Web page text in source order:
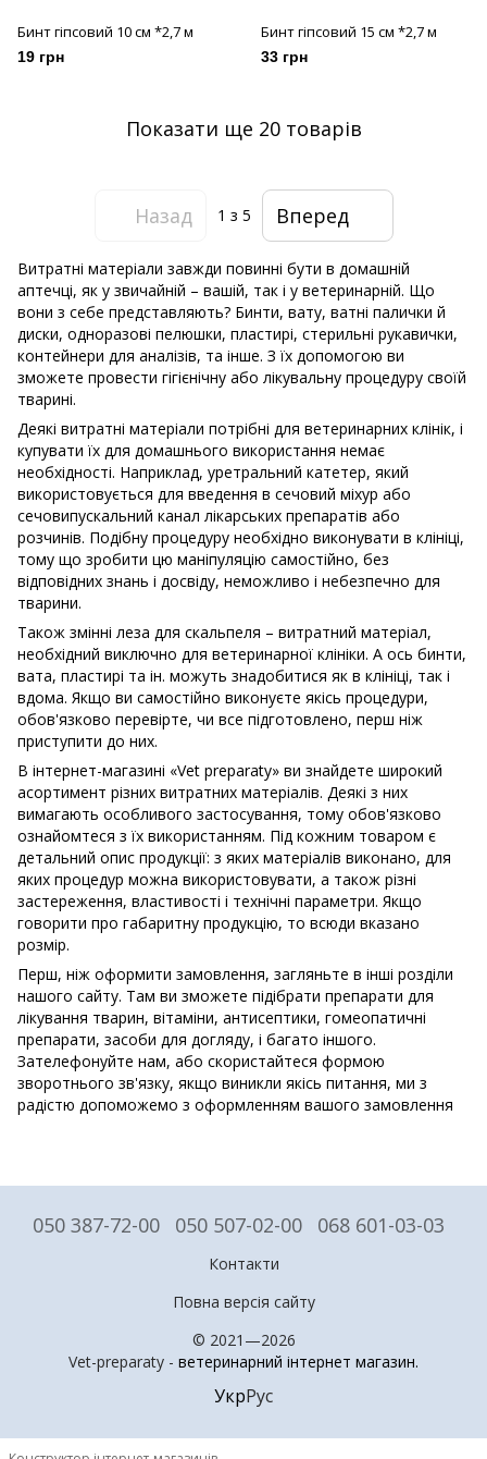
Бинт гіпсовий 10 см *2,7 м
19 грн
Бинт гіпсовий 15 см *2,7 м
33 грн
Показати ще 20 товарів
Назад 1 з 5 Вперед
Витратні матеріали завжди повинні бути в домашній
аптечці, як у звичайній – вашій, так і у ветеринарній. Що
вони з себе представляють? Бинти, вату, ватні палички й
диски, одноразові пелюшки, пластирі, стерильні рукавички,
контейнери для аналізів, та інше. З їх допомогою ви
зможете провести гігієнічну або лікувальну процедуру своїй
тварині.
Деякі витратні матеріали потрібні для ветеринарних клінік, і
купувати їх для домашнього використання немає
необхідності. Наприклад, уретральний катетер, який
використовується для введення в сечовий міхур або
сечовипускальний канал лікарських препаратів або
розчинів. Подібну процедуру необхідно виконувати в клініці,
тому що зробити цю маніпуляцію самостійно, без
відповідних знань і досвіду, неможливо і небезпечно для
тварини.
Також змінні леза для скальпеля – витратний матеріал,
необхідний виключно для ветеринарної клініки. А ось бинти,
вата, пластирі та ін. можуть знадобитися як в клініці, так і
вдома. Якщо ви самостійно виконуєте якісь процедури,
обов'язково перевірте, чи все підготовлено, перш ніж
приступити до них.
В інтернет-магазині «Vet preparaty» ви знайдете широкий
асортимент різних витратних матеріалів. Деякі з них
вимагають особливого застосування, тому обов'язково
ознайомтеся з їх використанням. Під кожним товаром є
детальний опис продукції: з яких матеріалів виконано, для
яких процедур можна використовувати, а також різні
застереження, властивості і технічні параметри. Якщо
говорити про габаритну продукцію, то всюди вказано
розмір.
Перш, ніж оформити замовлення, загляньте в інші розділи
нашого сайту. Там ви зможете підібрати препарати для
лікування тварин, вітаміни, антисептики, гомеопатичні
препарати, засоби для догляду, і багато іншого.
Зателефонуйте нам, або скористайтеся формою
зворотнього зв'язку, якщо виникли якісь питання, ми з
радістю допоможемо з оформленням вашого замовлення
050 387-72-00 050 507-02-00 068 601-03-03
Контакти
Повна версія сайту
© 2021—2026
Vet-preparaty - ветеринарний інтернет магазин.
УкрРус